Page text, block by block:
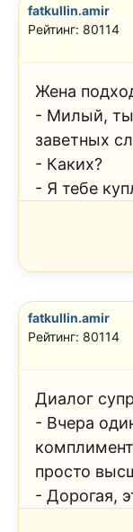
fatkullin.amir
Рейтинг: 80114
Жена
- Милый, ты
заветных
- Каких?
- Я тебе
fatkullin.amir
Рейтинг: 80114
Диалог
- Вчера
просто
- Дорогая,